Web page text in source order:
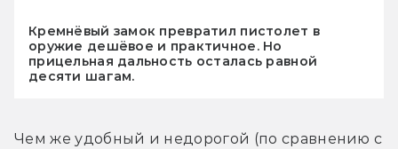
Кремнёвый замок превратил пистолет в
оружие дешёвое и практичное. Но
прицельная дальность осталась равной
десяти шагам.
Чем же удобный и недорогой (по сравнению с